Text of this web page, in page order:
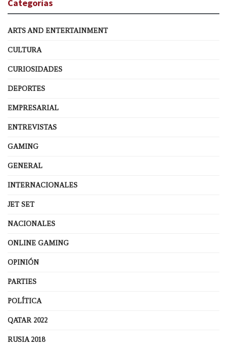
Categorías
ARTS AND ENTERTAINMENT
CULTURA
CURIOSIDADES
DEPORTES
EMPRESARIAL
ENTREVISTAS
GAMING
GENERAL
INTERNACIONALES
JET SET
NACIONALES
ONLINE GAMING
OPINIÓN
PARTIES
POLÍTICA
QATAR 2022
RUSIA 2018